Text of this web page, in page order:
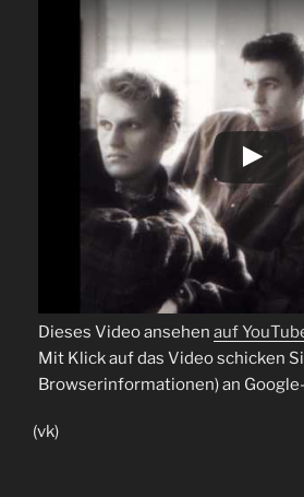
Dieses Video ansehen auf
Mit Klick auf das Video schicken
Browserinformationen) an
(vk)